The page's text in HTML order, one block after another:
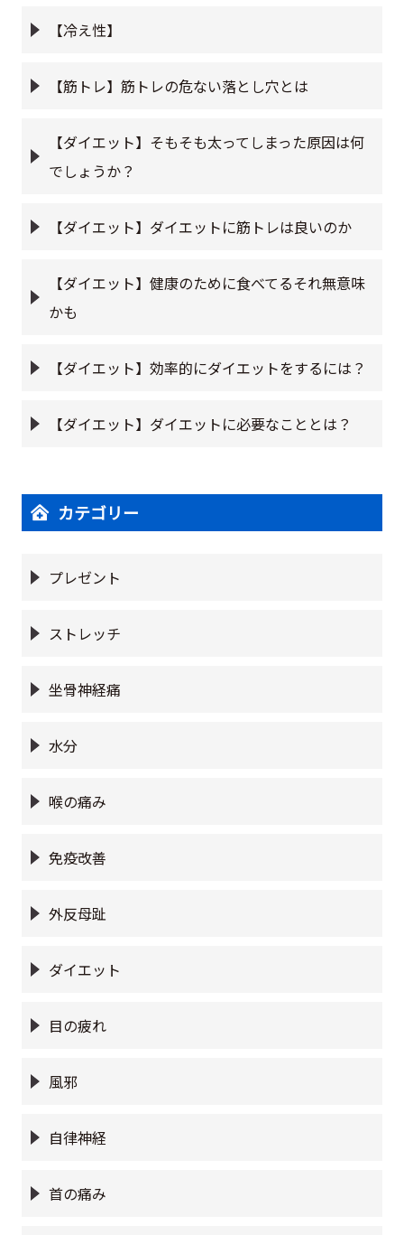
【冷え性】
【筋トレ】筋トレの危ない落とし穴とは
【ダイエット】そもそも太ってしまった原因は何
でしょうか？
【ダイエット】ダイエットに筋トレは良いのか
【ダイエット】健康のために食べてるそれ無意味
かも
【ダイエット】効率的にダイエットをするには？
【ダイエット】ダイエットに必要なこととは？
カテゴリー
プレゼント
ストレッチ
坐骨神経痛
水分
喉の痛み
免疫改善
外反母趾
ダイエット
目の疲れ
風邪
自律神経
首の痛み